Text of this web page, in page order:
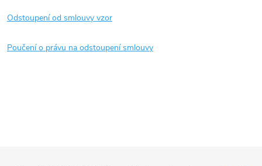
Odstoupení od smlouvy vzor
Poučení o právu na odstoupení smlouvy